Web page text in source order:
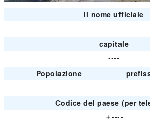
Il nome ufficiale
----
capitale
----
Popolazione
----
Codice del paese (per
＋----